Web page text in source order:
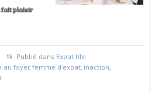
fait plaisir
Publié dans Expat life
au foyer, femme d'expat, inaction